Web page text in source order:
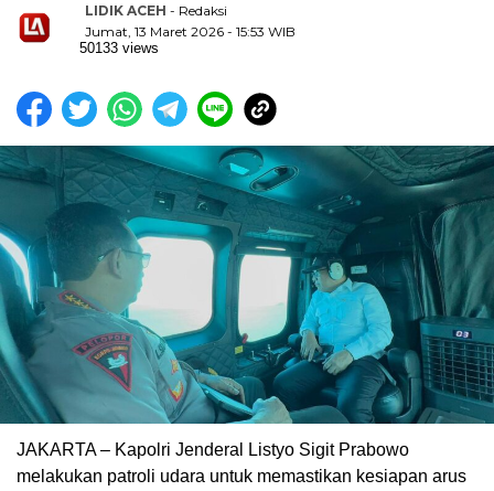
LIDIK ACEH - Redaksi
Jumat, 13 Maret 2026 - 15:53 WIB
50133 views
JAKARTA – Kapolri Jenderal Listyo Sigit Prabowo
melakukan patroli udara untuk memastikan kesiapan arus